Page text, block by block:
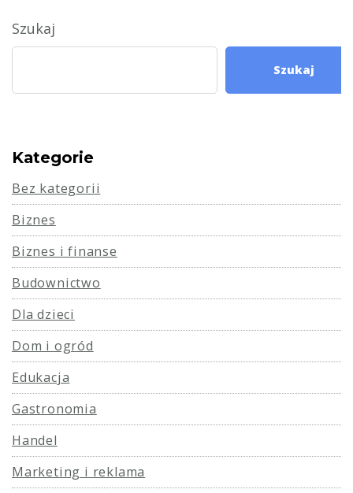
Szukaj
Szukaj
Kategorie
Bez kategorii
Biznes
Biznes i finanse
Budownictwo
Dla dzieci
Dom i ogród
Edukacja
Gastronomia
Handel
Marketing i reklama